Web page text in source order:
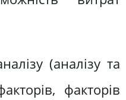
(аналізу та
факторів